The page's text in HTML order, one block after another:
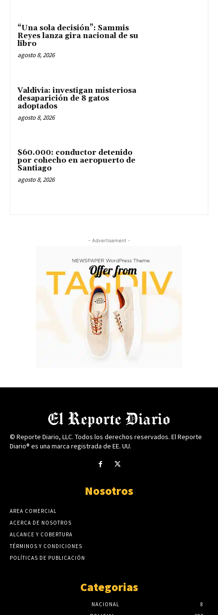
“Una sola decisión”: Sammis
Reyes lanza gira nacional de su
libro
agosto 8, 2026
Valdivia: investigan misteriosa
desaparición de 8 gatos
adoptados
agosto 8, 2026
$60.000: conductor detenido
por cohecho en aeropuerto de
Santiago
agosto 8, 2026
- Advertisement -
© Reporte Diario, LLC. Todos los derechos reservados. El Reporte
Diario® es una marca registrada de EE. UU.
Nosotros
AREA COMERCIAL
ACERCA DE NOSOTROS
ALCANCE Y COBERTURA
TÉRMINOS Y CONDICIONES
POLÍTICAS DE PUBLICACIÓN
Categorias
NACIONAL
8